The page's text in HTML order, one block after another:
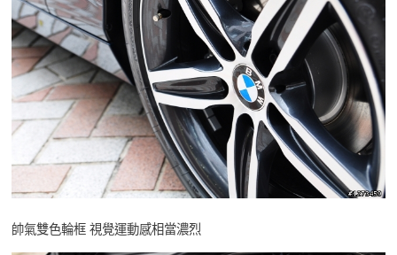
帥氣雙色輪框 視覺運動感相當濃烈